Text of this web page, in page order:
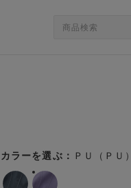
カラーを選ぶ： ＰＵ（ＰＵ）